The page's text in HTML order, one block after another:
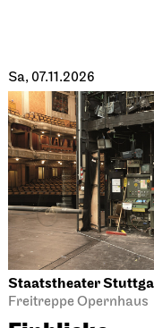
Schauspiel Stuttgart
Kammertheater
Kleiner Mann
– was nun?